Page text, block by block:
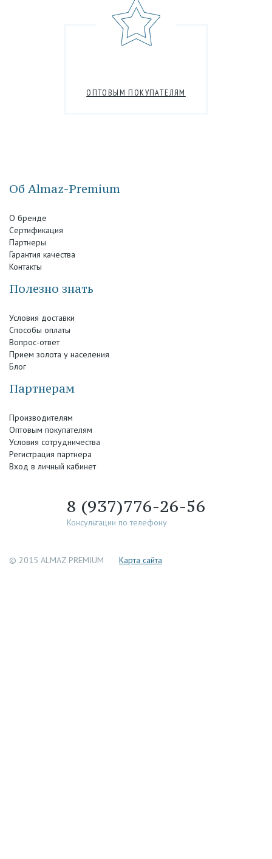
ОПТОВЫМ ПОКУПАТЕЛЯМ
Об Almaz-Premium
О бренде
Сертификация
Партнеры
Гарантия качества
Контакты
Полезно знать
Условия доставки
Способы оплаты
Вопрос-ответ
Прием золота у населения
Блог
Партнерам
Производителям
Оптовым покупателям
Условия сотрудничества
Регистрация партнера
Вход в личный кабинет
8 (937)776-26-56
Консультации по телефону
© 2015 ALMAZ PREMIUM Каpта сайта